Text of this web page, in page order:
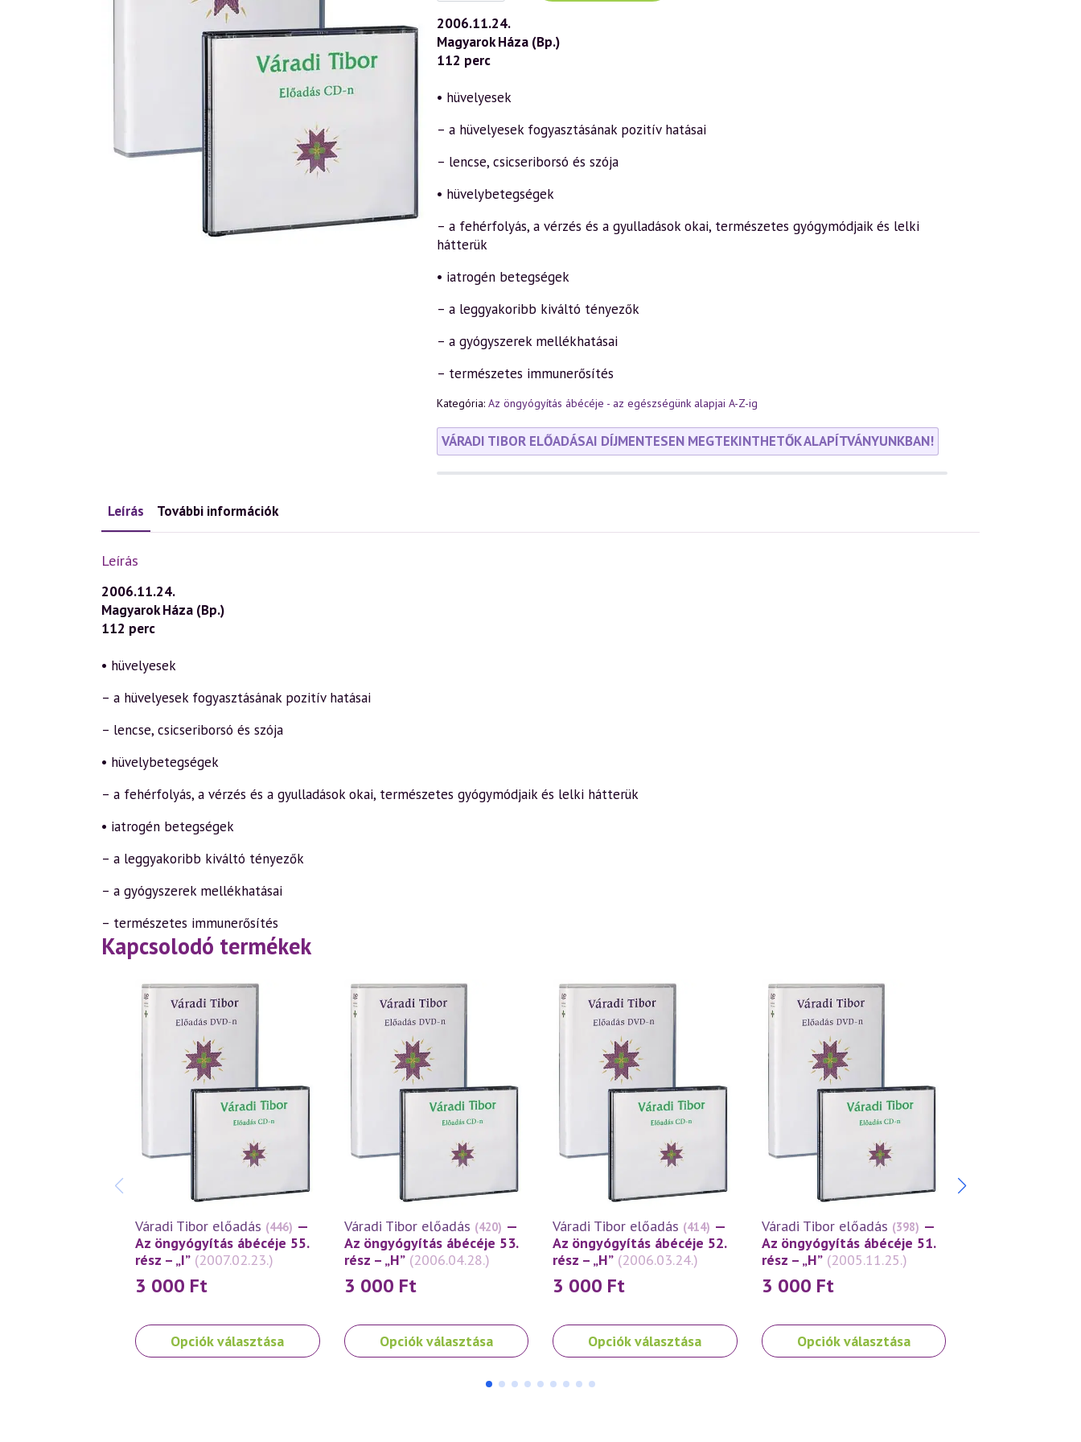
(433)
—
Az
öngyógyítás
ábécéje
54.
–
„H-
(2006.11.24.)
2006.11.24.
Magyarok Háza (Bp.)
112 perc
• hüvelyesek
– a hüvelyesek fogyasztásának pozitív hatásai
– lencse, csicseriborsó és szója
• hüvelybetegségek
– a fehérfolyás, a vérzés és a gyulladások okai, természetes gyógymódjaik és lelki
hátterük
• iatrogén betegségek
– a leggyakoribb kiváltó tényezők
– a gyógyszerek mellékhatásai
– természetes immunerősítés
Kategória: Az öngyógyítás ábécéje - az egészségünk alapjai A-Z-ig
VÁRADI TIBOR ELŐADÁSAI DÍJMENTESEN MEGTEKINTHETŐK ALAPÍTVÁNYUNKBAN!
Leírás További információk
Leírás
2006.11.24.
Magyarok Háza (Bp.)
112 perc
• hüvelyesek
– a hüvelyesek fogyasztásának pozitív hatásai
– lencse, csicseriborsó és szója
• hüvelybetegségek
– a fehérfolyás, a vérzés és a gyulladások okai, természetes gyógymódjaik és lelki hátterük
• iatrogén betegségek
– a leggyakoribb kiváltó tényezők
– a gyógyszerek mellékhatásai
– természetes immunerősítés
Kapcsolodó termékek
Váradi Tibor előadás (446) —
Az öngyógyítás ábécéje 55.
rész – „I” (2007.02.23.)
3 000 Ft
Opciók választása
Ennek
a
Váradi Tibor előadás (420) —
Az öngyógyítás ábécéje 53.
rész – „H” (2006.04.28.)
3 000 Ft
Opciók választása
Ennek
a
Váradi Tibor előadás (414) —
Az öngyógyítás ábécéje 52.
rész – „H” (2006.03.24.)
3 000 Ft
Opciók választása
Ennek
a
több
Váradi Tibor előadás (398) —
Az öngyógyítás ábécéje 51.
rész – „H” (2005.11.25.)
3 000 Ft
Opciók választása
Ennek
a